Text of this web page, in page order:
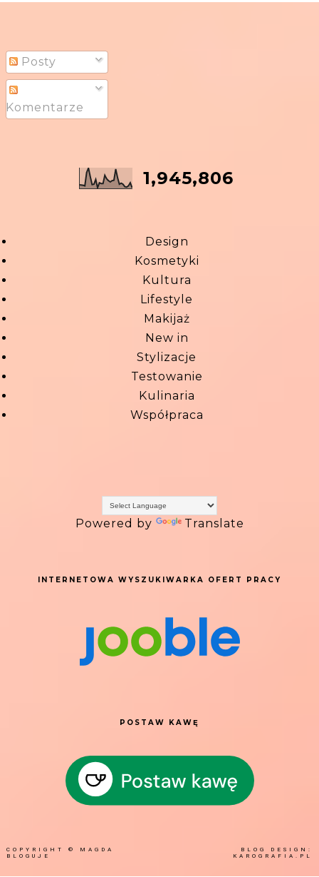
Posty
Komentarze
1,945,806
Design
Kosmetyki
Kultura
Lifestyle
Makijaż
New in
Stylizacje
Testowanie
Kulinaria
Współpraca
Powered by Translate
INTERNETOWA WYSZUKIWARKA OFERT PRACY
POSTAW KAWĘ
COPYRIGHT ©
MAGDA
BLOGUJE
BLOG DESIGN:
KAROGRAFIA.PL